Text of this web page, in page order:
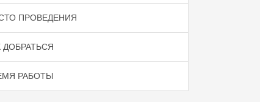
ПРОВЕДЕНИЯ
ДОБРАТЬСЯ
РАБОТЫ